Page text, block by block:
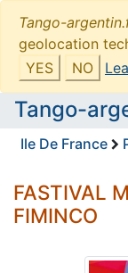
Tango-
geolocation
YES
NO
Tango-
Ile De France
FASTIVAL
FIMINCO